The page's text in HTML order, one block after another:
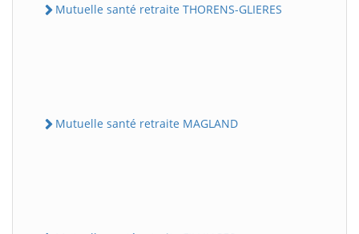
Mutuelle santé retraite THORENS-GLIERES
Mutuelle santé retraite MAGLAND